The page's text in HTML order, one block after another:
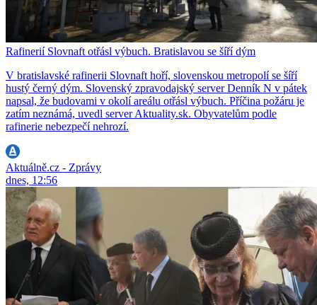
Rafinerií Slovnaft otřásl výbuch. Bratislavou se šíří dým
V bratislavské rafinerii Slovnaft hoří, slovenskou metropolí se šíří
hustý černý dým. Slovenský zpravodajský server Denník N v pátek
napsal, že budovami v okolí areálu otřásl výbuch. Příčina požáru je
zatím neznámá, uvedl server Aktuality.sk. Obyvatelům podle
rafinerie nebezpečí nehrozí.
Aktuálně.cz - Zprávy
dnes, 12:56